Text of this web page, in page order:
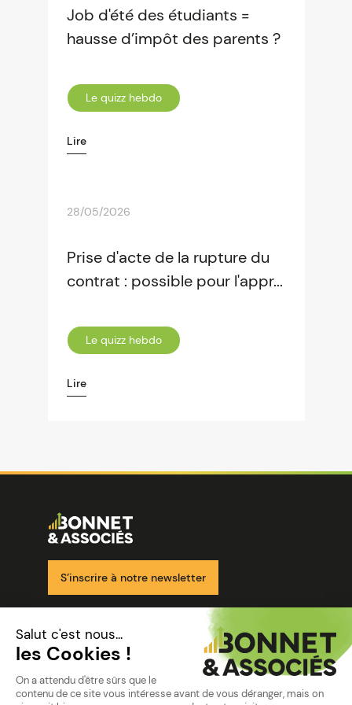
Job d'été des étudiants =
hausse d’impôt des parents ?
Le quizz hebdo
Lire
28/05/2026
Prise d'acte de la rupture du
contrat : possible pour l'appr...
Le quizz hebdo
Lire
Image
S’inscrire à notre newsletter
Nos solutions
Nos cabinets
Mon espace client